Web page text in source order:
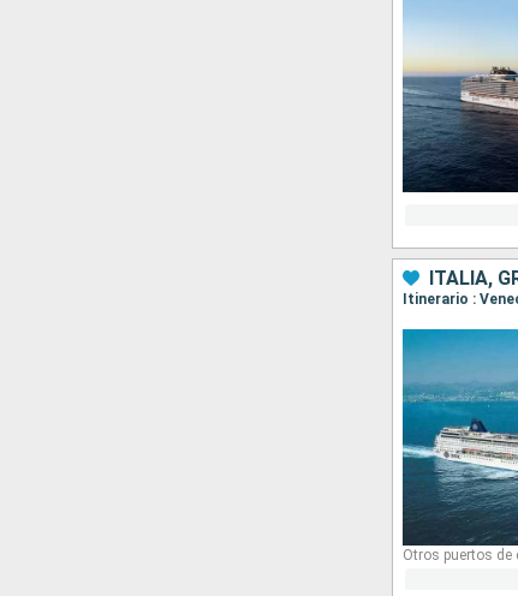
ITALIA,
Itinerario :
Otros puertos de